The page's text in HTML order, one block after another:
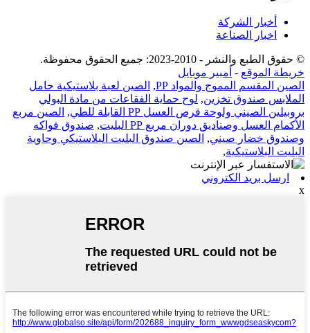
أخبار الشركة
اخبار الصناعة
© حقوق الطبع والنشر - 2010-2023: جميع الحقوق محفوظة.
خريطة الموقع - أمبير موبايل
الصين المقسم المموج والمواد PP
, الصين لعبة بلاستيكية حامل
الملابس صندوق تخزين, لوح حماية الفقاعات من مادة البولي
بروبيلين الصيني ولوحة قرص العسل PP القابلة للطي
, الصين مربع
الأكمام العسل وصناديق دوران مربع PP البليت
, صندوق فواكه
وصندوق خضار صيني, الصين صندوق البليت البلاستيكي وحاوية
البليت البلاستيكية,
ارسل بريد الكتروني
x